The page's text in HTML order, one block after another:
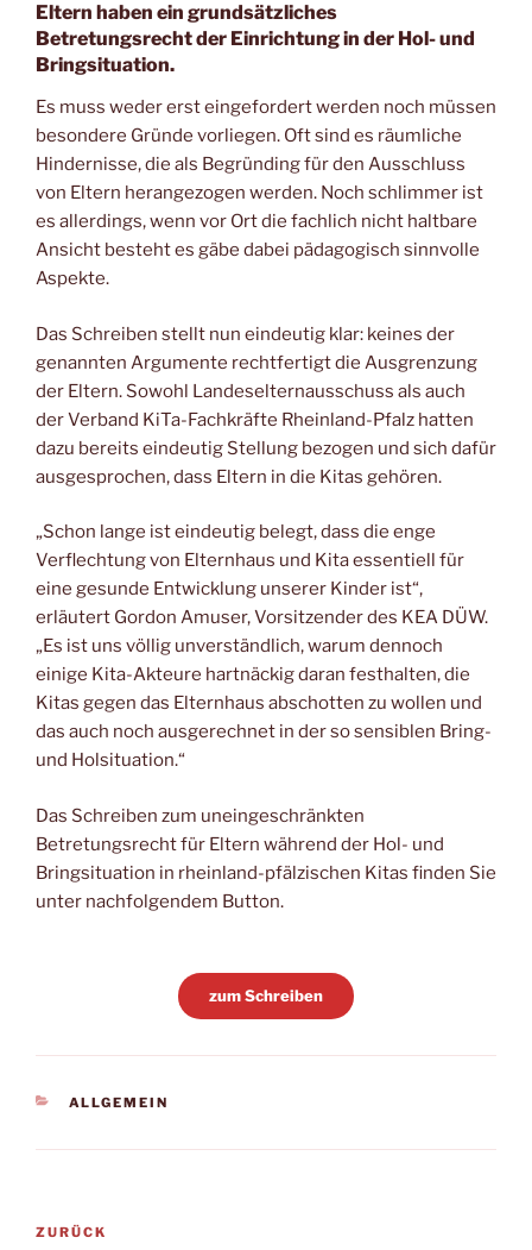
Eltern haben ein grundsätzliches
Betretungsrecht der Einrichtung in der Hol- und
Bringsituation.
Es muss weder erst eingefordert werden noch müssen
besondere Gründe vorliegen. Oft sind es räumliche
Hindernisse, die als Begründing für den Ausschluss
von Eltern herangezogen werden. Noch schlimmer ist
es allerdings, wenn vor Ort die fachlich nicht haltbare
Ansicht besteht es gäbe dabei pädagogisch sinnvolle
Aspekte.
Das Schreiben stellt nun eindeutig klar: keines der
genannten Argumente rechtfertigt die Ausgrenzung
der Eltern. Sowohl Landeselternausschuss als auch
der Verband KiTa-Fachkräfte Rheinland-Pfalz hatten
dazu bereits eindeutig Stellung bezogen und sich dafür
ausgesprochen, dass Eltern in die Kitas gehören.
„Schon lange ist eindeutig belegt, dass die enge
Verflechtung von Elternhaus und Kita essentiell für
eine gesunde Entwicklung unserer Kinder ist“,
erläutert Gordon Amuser, Vorsitzender des KEA DÜW.
„Es ist uns völlig unverständlich, warum dennoch
einige Kita-Akteure hartnäckig daran festhalten, die
Kitas gegen das Elternhaus abschotten zu wollen und
das auch noch ausgerechnet in der so sensiblen Bring-
und Holsituation.“
Das Schreiben zum uneingeschränkten
Betretungsrecht für Eltern während der Hol- und
Bringsituation in rheinland-pfälzischen Kitas finden Sie
unter nachfolgendem Button.
zum Schreiben
KATEGORIEN
ALLGEMEIN
Beitragsnavigation
Vorheriger
ZURÜCK